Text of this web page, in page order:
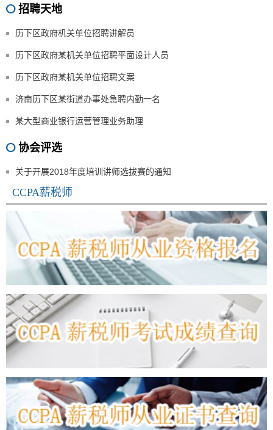
招聘天地
历下区政府机关单位招聘讲解员
历下区政府某机关单位招聘平面设计人员
历下区政府某机关单位招聘文案
济南历下区某街道办事处急聘内勤一名
某大型商业银行运营管理业务助理
协会评选
关于开展2018年度培训讲师选拔赛的通知
CCPA薪税师